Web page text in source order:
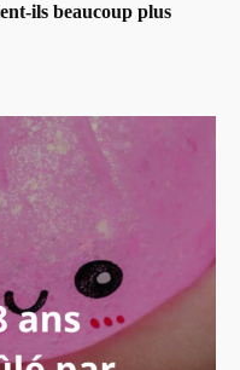
ils beaucoup plus